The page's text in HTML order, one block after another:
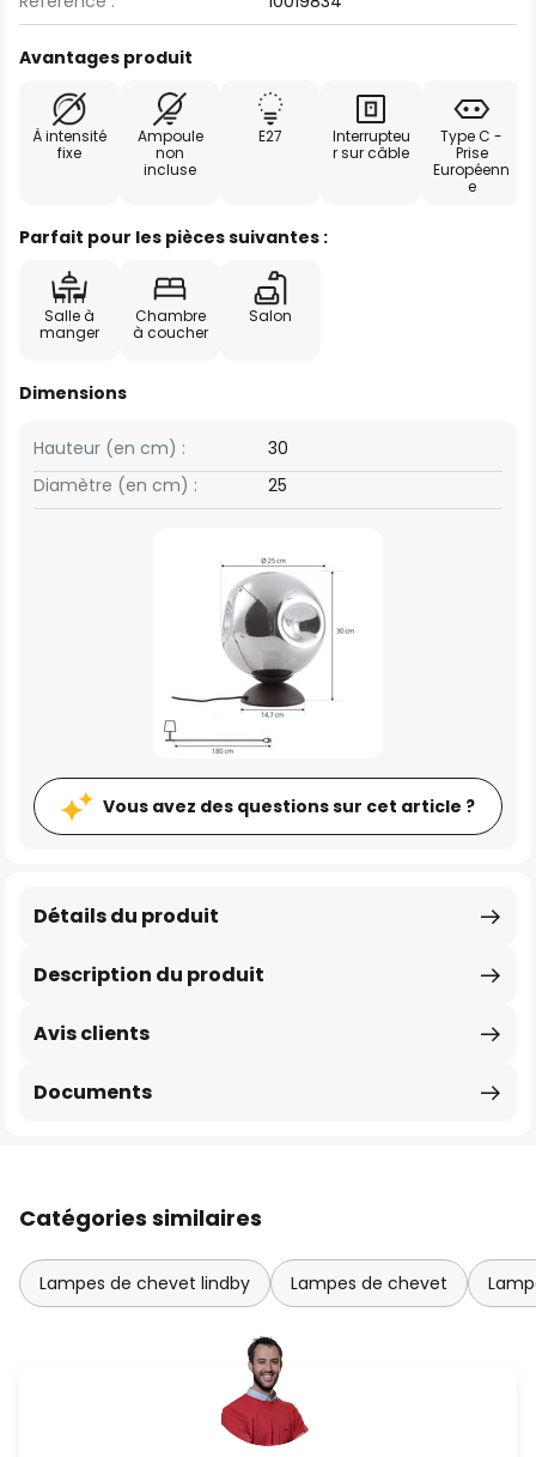
Avantages produit
À intensité
fixe
Ampoule
non
incluse
E27
Interrupteu
r sur câble
Type C -
Prise
Européenn
e
Parfait pour les pièces suivantes :
Salle à
manger
Chambre
à coucher
Salon
Dimensions
Hauteur (en cm) :
30
Diamètre (en cm) :
25
Vous avez des questions sur cet article ?
Description du produit
Détails du produit
Avis clients
Documents
Catégories similaires
Lampes de chevet lindby Lampes de chevet